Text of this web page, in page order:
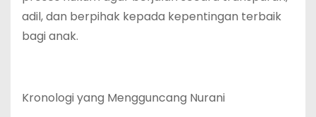
adil, dan berpihak kepada kepentingan terbaik
bagi anak.
Kronologi yang Mengguncang Nurani